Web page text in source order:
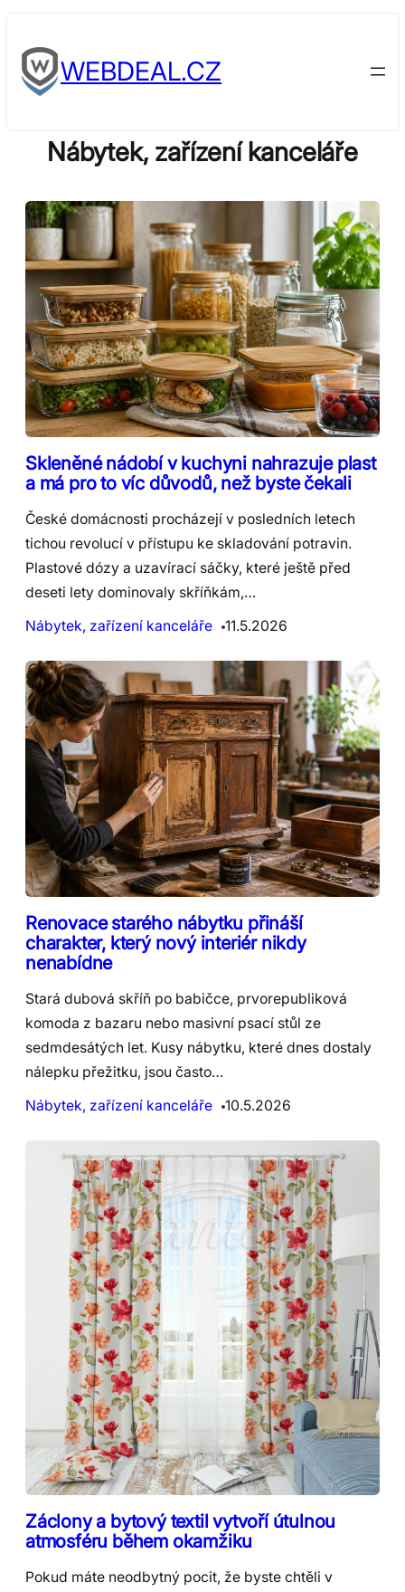
to
contentWEBDEAL.CZ
Nábytek, zařízení kanceláře
Skleněné nádobí v kuchyni nahrazuje plast
a má pro to víc důvodů, než byste čekali
České domácnosti procházejí v posledních letech
tichou revolucí v přístupu ke skladování potravin.
Plastové dózy a uzavírací sáčky, které ještě před
deseti lety dominovaly skříňkám,…
Nábytek, zařízení kanceláře
11.5.2026
Renovace starého nábytku přináší
charakter, který nový interiér nikdy
nenabídne
Stará dubová skříň po babičce, prvorepubliková
komoda z bazaru nebo masivní psací stůl ze
sedmdesátých let. Kusy nábytku, které dnes dostaly
nálepku přežitku, jsou často…
Nábytek, zařízení kanceláře
10.5.2026
Záclony a bytový textil vytvoří útulnou
atmosféru během okamžiku
Pokud máte neodbytný pocit, že byste chtěli v